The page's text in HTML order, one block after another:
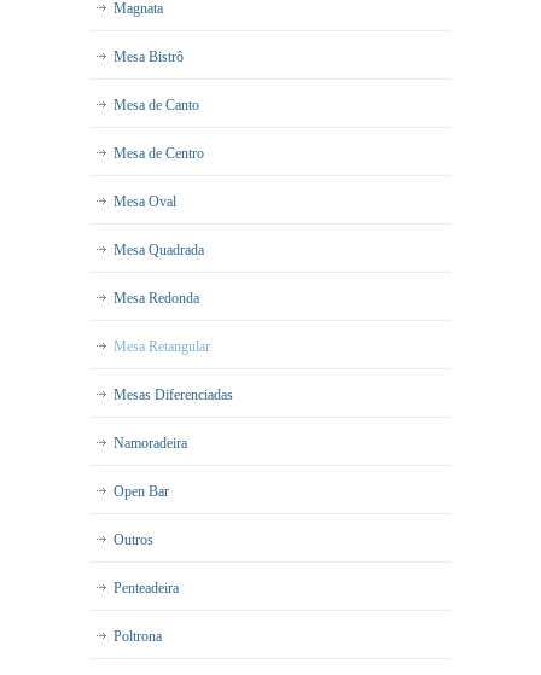
Magnata
Mesa Bistrô
Mesa de Canto
Mesa de Centro
Mesa Oval
Mesa Quadrada
Mesa Redonda
Mesa Retangular
Mesas Diferenciadas
Namoradeira
Open Bar
Outros
Penteadeira
Poltrona